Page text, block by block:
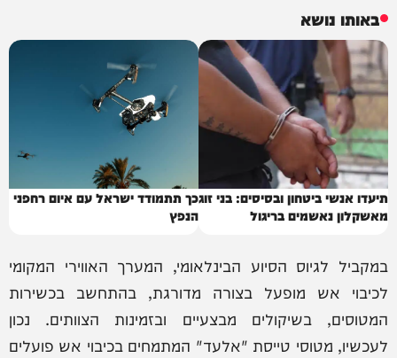
באותו נושא
תיעדו אנשי ביטחון ובסיסים: בני זוג
מאשקלון נאשמים בריגול
כך תתמודד ישראל עם איום רחפני
הנפץ
במקביל לגיוס הסיוע הבינלאומי, המערך האווירי המקומי
לכיבוי אש מופעל בצורה מדורגת, בהתחשב בכשירות
המטוסים, בשיקולים מבצעיים ובזמינות הצוותים. נכון
לעכשיו, מטוסי טייסת "אלעד" המתמחים בכיבוי אש פועלים